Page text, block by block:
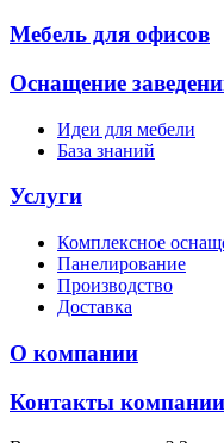
Мебель для офисов
Оснащение
Идеи для мебели
База знаний
Услуги
Комплексное
Панелирование
Производство
Доставка
О компании
Контакты компании